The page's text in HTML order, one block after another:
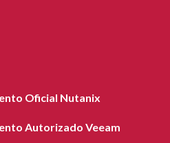
Oficial Nutanix
Autorizado Veeam